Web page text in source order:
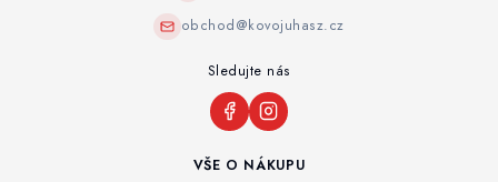
VŠE O NÁKUPU
obchod@kovojuhasz.cz
Sledujte nás